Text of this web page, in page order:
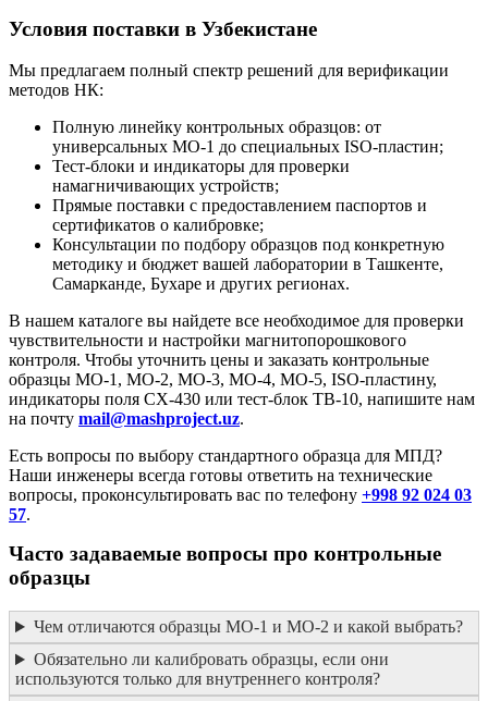
Условия поставки в Узбекистане
Мы предлагаем полный спектр решений для верификации
методов НК:
Полную линейку контрольных образцов: от
универсальных МО-1 до специальных ISO-пластин;
Тест-блоки и индикаторы для проверки
намагничивающих устройств;
Прямые поставки с предоставлением паспортов и
сертификатов о калибровке;
Консультации по подбору образцов под конкретную
методику и бюджет вашей лаборатории в Ташкенте,
Самарканде, Бухаре и других регионах.
В нашем каталоге вы найдете все необходимое для проверки
чувствительности и настройки магнитопорошкового
контроля. Чтобы уточнить цены и заказать контрольные
образцы МО-1, МО-2, МО-3, МО-4, МО-5, ISO-пластину,
индикаторы поля CX-430 или тест-блок ТВ-10, напишите нам
на почту mail@mashproject.uz.
Есть вопросы по выбору стандартного образца для МПД?
Наши инженеры всегда готовы ответить на технические
вопросы, проконсультировать вас по телефону +998 92 024 03
57.
Часто задаваемые вопросы про контрольные
образцы
Чем отличаются образцы МО-1 и МО-2 и какой выбрать?
Обязательно ли калибровать образцы, если они
используются только для внутреннего контроля?